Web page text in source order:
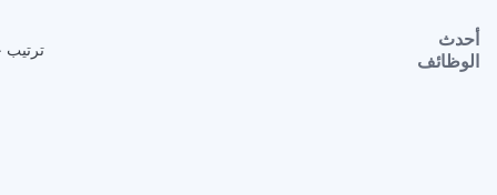
أحدث
الوظائف